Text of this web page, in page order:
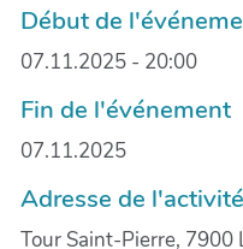
Début de
07.11.2025 - 20:00
Fin de l'événement
07.11.2025
Adresse de l'activité
Tour Saint-Pierre,